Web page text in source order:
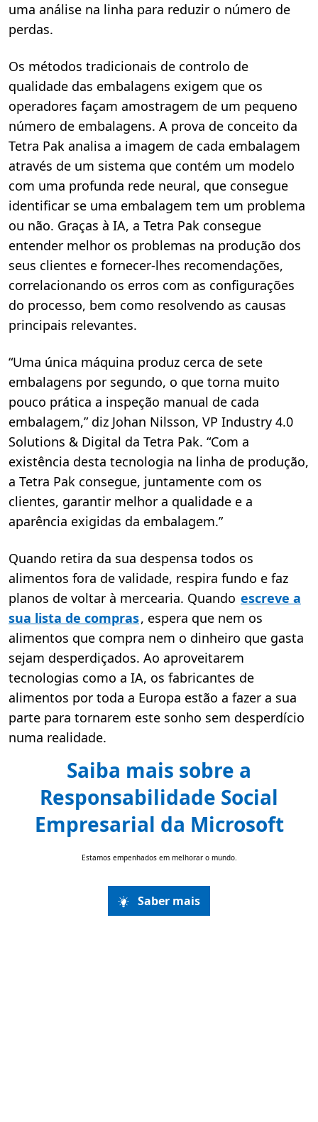
uma análise na linha para reduzir o número de
perdas.
Os métodos tradicionais de controlo de
qualidade das embalagens exigem que os
operadores façam amostragem de um pequeno
número de embalagens. A prova de conceito da
Tetra Pak analisa a imagem de cada embalagem
através de um sistema que contém um modelo
com uma profunda rede neural, que consegue
identificar se uma embalagem tem um problema
ou não. Graças à IA, a Tetra Pak consegue
entender melhor os problemas na produção dos
seus clientes e fornecer-lhes recomendações,
correlacionando os erros com as configurações
do processo, bem como resolvendo as causas
principais relevantes.
“Uma única máquina produz cerca de sete
embalagens por segundo, o que torna muito
pouco prática a inspeção manual de cada
embalagem,” diz Johan Nilsson, VP Industry 4.0
Solutions & Digital da Tetra Pak. “Com a
existência desta tecnologia na linha de produção,
a Tetra Pak consegue, juntamente com os
clientes, garantir melhor a qualidade e a
aparência exigidas da embalagem.”
Quando retira da sua despensa todos os
alimentos fora de validade, respira fundo e faz
planos de voltar à mercearia. Quando escreve a
sua lista de compras, espera que nem os
alimentos que compra nem o dinheiro que gasta
sejam desperdiçados. Ao aproveitarem
tecnologias como a IA, os fabricantes de
alimentos por toda a Europa estão a fazer a sua
parte para tornarem este sonho sem desperdício
numa realidade.
Saiba mais sobre a
Responsabilidade Social
Empresarial da Microsoft
Estamos empenhados em melhorar o mundo.
Saber mais